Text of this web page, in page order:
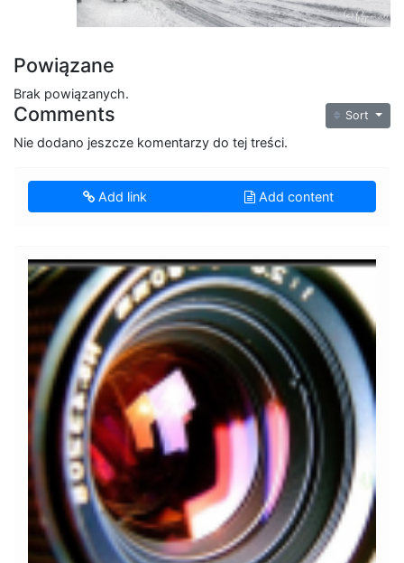
Powiązane
Brak powiązanych.
Comments Sort
Nie dodano jeszcze komentarzy do tej treści.
Add link Add content